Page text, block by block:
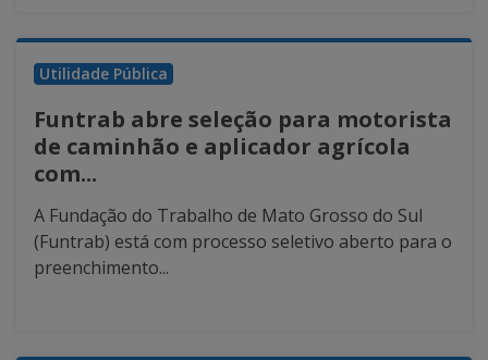
Utilidade Pública
Funtrab abre seleção para motorista
de caminhão e aplicador agrícola
com...
A Fundação do Trabalho de Mato Grosso do Sul
(Funtrab) está com processo seletivo aberto para o
preenchimento...